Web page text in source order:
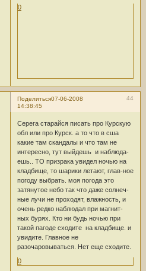
0
Поделиться 44
07-06-2008
14:38:45
Серега старайся писать про Курскую
обл или про Курск. а то что в сша
какие там скандалы и что там не
интересно, тут выйдешь и наблюда-
ешь.. ТО призрака увидел ночью на
кладбище, то шарики летают, глав-ное
погоду выбрать. моя погода это
затянутое небо так что даже солнеч-
ные лучи не проходят, влажность, и
очень редко наблюдал при магнит-
ных бурях. Кто ни будь ночью при
такой пагоде сходите на кладбище. и
увидите. Главное не
разочаровываться. Нет еще сходите.
0